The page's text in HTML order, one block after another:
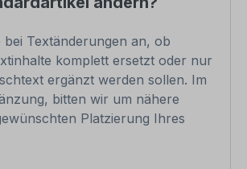
bei Textänderungen an, ob
komplett ersetzt oder nur
ergänzt werden sollen. Im
bitten wir um nähere
Platzierung Ihres